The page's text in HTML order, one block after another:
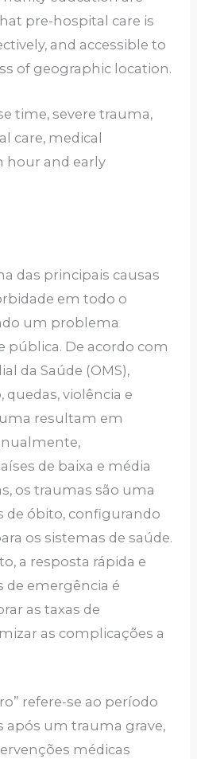
pre-hospital care is
and accessible to
of geographic location.
time, severe trauma,
care, medical
hour and early
das principais causas
em todo o
um problema
pública. De acordo com
da Saúde (OMS),
quedas, violência e
resultam em
de baixa e média
os traumas são uma
de óbito, configurando
os sistemas de saúde.
a resposta rápida e
de emergência é
as taxas de
as complicações a
refere-se ao período
após um trauma grave,
médicas